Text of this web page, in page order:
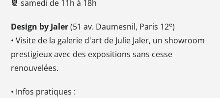
📆 samedi de 11h à 18h
Design by Jaler(51 av. Daumesnil, Paris 12e)
• Visite de la galerie d'art de Julie Jaler, un showroom
prestigieux avec des expositions sans cesse
renouvelées.
• Infos pratiques :